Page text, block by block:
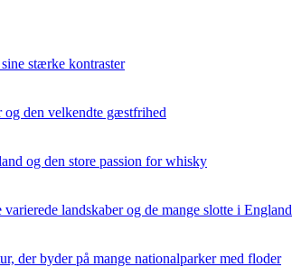
stærke kontraster
den velkendte gæstfrihed
og den store passion for whisky
landskaber og de mange slotte i England
der byder på mange nationalparker med floder